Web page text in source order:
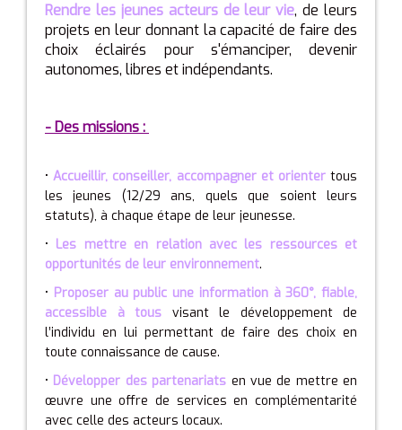
Rendre les jeunes acteurs de leur vie, de leurs
projets en leur donnant la capacité de faire des
choix éclairés pour s'émanciper, devenir
autonomes, libres et indépendants.
- Des missions :
• Accueillir, conseiller, accompagner et orientertous
les jeunes (12/29 ans, quels que soient leurs
statuts), à chaque étape de leur jeunesse.
• Les mettre en relation avec les ressources et
opportunités de leur environnement.
• Proposer au public une information à 360°, fiable,
accessible à tous visant le développement de
l’individu en lui permettant de faire des choix en
toute connaissance de cause.
• Développer des partenariats en vue de mettre en
œuvre une offre de services en complémentarité
avec celle des acteurs locaux.